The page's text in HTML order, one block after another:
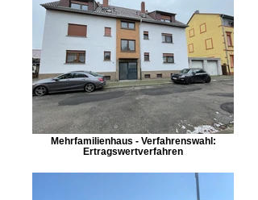
Mehrfamilienhaus - Verfahrenswahl:
Ertragswertverfahren